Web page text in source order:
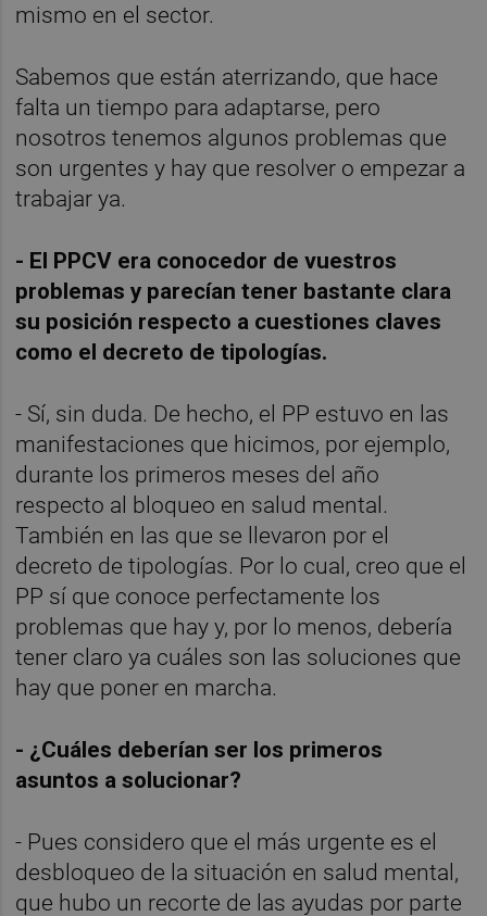
mismo en el sector.
Sabemos que están aterrizando, que hace
falta un tiempo para adaptarse, pero
nosotros tenemos algunos problemas que
son urgentes y hay que resolver o empezar a
trabajar ya.
- El PPCV era conocedor de vuestros
problemas y parecían tener bastante clara
su posición respecto a cuestiones claves
como el decreto de tipologías.
- Sí, sin duda. De hecho, el PP estuvo en las
manifestaciones que hicimos, por ejemplo,
durante los primeros meses del año
respecto al bloqueo en salud mental.
También en las que se llevaron por el
decreto de tipologías. Por lo cual, creo que el
PP sí que conoce perfectamente los
problemas que hay y, por lo menos, debería
tener claro ya cuáles son las soluciones que
hay que poner en marcha.
- ¿Cuáles deberían ser los primeros
asuntos a solucionar?
- Pues considero que el más urgente es el
desbloqueo de la situación en salud mental,
que hubo un recorte de las ayudas por parte